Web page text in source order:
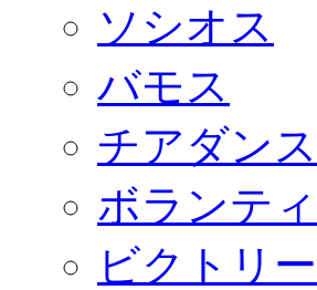
ソシオス
バモス
チアダン
ボランテ
ビクトリ